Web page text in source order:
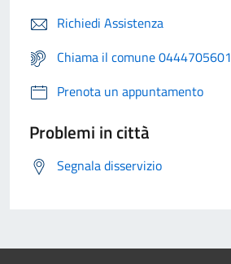
Richiedi Assistenza
Chiama il comune 0444705601
Prenota un appuntamento
Problemi in città
Segnala disservizio